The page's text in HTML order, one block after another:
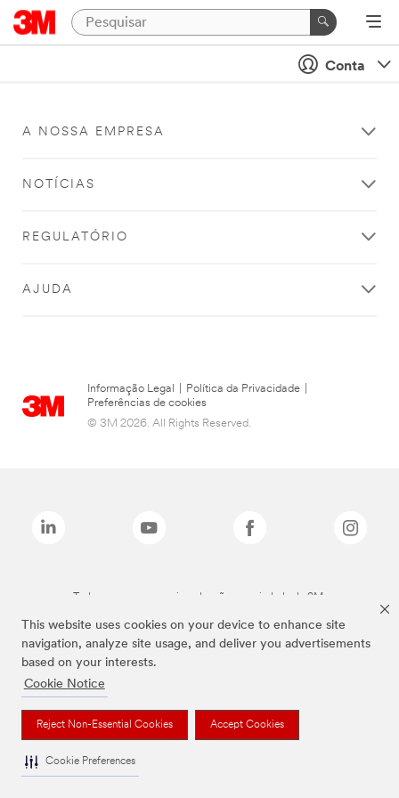
This website uses cookies on your device to enhance site
navigation, analyze site usage, and deliver you advertisements
based on your interests.
Cookie Notice
Reject Non-Essential Cookies Accept Cookies
Cookie Preferences
Conta
A NOSSA EMPRESA
NOTÍCIAS
REGULATÓRIO
AJUDA
Informação Legal Política da Privacidade
Preferências de cookies
© 3M 2026. All Rights Reserved.
Todas as marcas mencionadas são propriedade da 3M.